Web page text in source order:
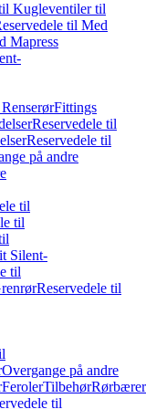
Kugleventiler til
til Med
Mapress
Fittings
Reservedele til
Reservedele til
på andre
til
til
Silent-
til
Reservedele til
Overgange på andre
FerolerTilbehør
til